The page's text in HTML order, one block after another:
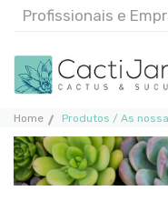
Profissionais e
Home Produtos / As